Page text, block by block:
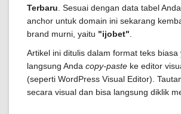
Terbaru . Sesuai dengan data tabel
anchor untuk domain ini sekarang
brand murni, yaitu "ijobet"
Artikel ini ditulis dalam format teks biasa
langsung Anda copy-paste ke editor
(seperti WordPress Visual Editor).
secara visual dan bisa langsung diklik